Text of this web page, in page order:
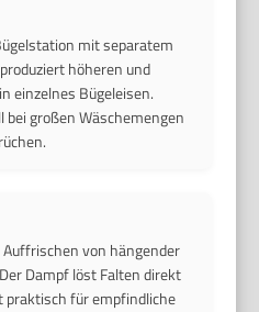
mit separatem
höheren und
einzelnes Bügeleisen.
bei großen Wäschemengen
von hängender
Dampf löst Falten direkt
praktisch für empfindliche